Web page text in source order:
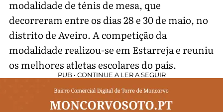
modalidade de ténis de mesa, que
decorreram entre os dias 28 e 30 de maio, no
distrito de Aveiro. A competição da
modalidade realizou-se em Estarreja e reuniu
os melhores atletas escolares do país.
PUB • CONTINUE A LER A SEGUIR